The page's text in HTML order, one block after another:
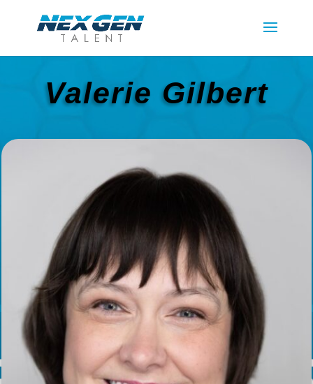
Valerie Gilbert